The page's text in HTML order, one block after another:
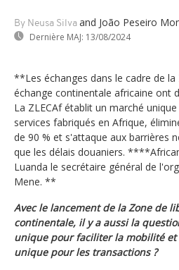
By Neusa Silva and João Peseiro
Dernière MAJ: 13/08/2024
**Les échanges dans le cadre de la
échange continentale africaine ont
La ZLECAf établit un marché
services fabriqués en Afrique,
de 90 % et s'attaque aux barrières
que les délais douaniers.
Luanda le secrétaire général de
Mene. **
Avec le lancement de la Zone de
continentale, il y a aussi la
unique pour faciliter la mobilité et
unique pour les transactions ?